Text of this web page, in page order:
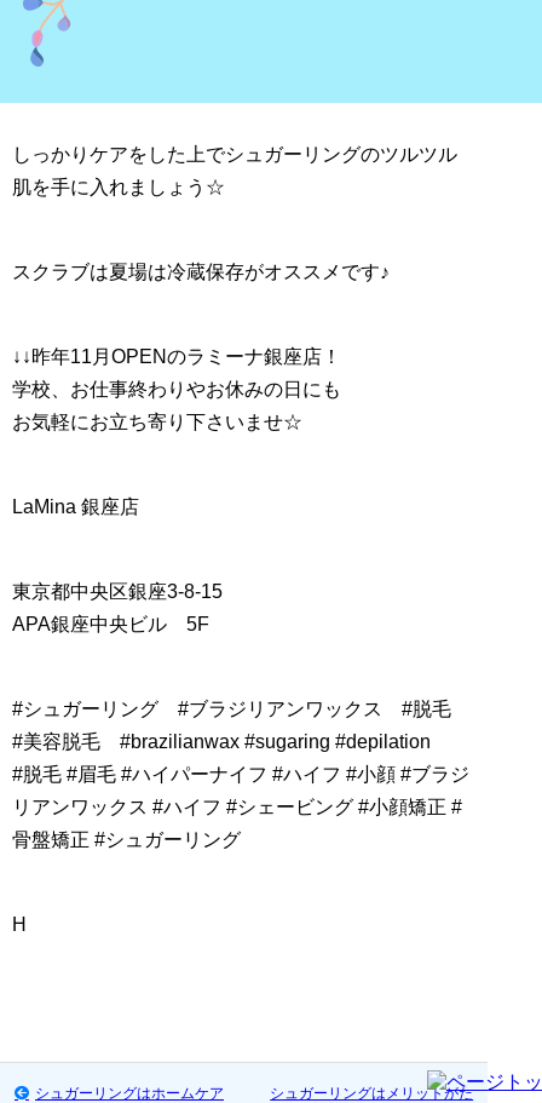
夏の日差しでダメージを受けてしまうこの時期にお
肌のケアは必須です！！
しっかりケアをした上でシュガーリングのツルツル
肌を手に入れましょう☆
スクラブは夏場は冷蔵保存がオススメです♪
↓↓昨年11月OPENのラミーナ銀座店！
学校、お仕事終わりやお休みの日にも
お気軽にお立ち寄り下さいませ☆
LaMina 銀座店
東京都中央区銀座3-8-15
APA銀座中央ビル 5F
#シュガーリング #ブラジリアンワックス #脱毛
#美容脱毛 #brazilianwax #sugaring #depilation
#脱毛 #眉毛 #ハイパーナイフ #ハイフ #小顔 #ブラジ
リアンワックス #ハイフ #シェービング #小顔矯正 #
骨盤矯正 #シュガーリング
H
シュガーリングはホームケア
シュガーリングはメリットがた